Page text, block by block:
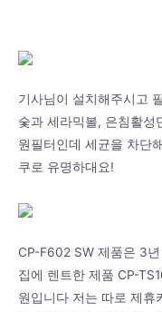
기사님이 설치해주시고
숯과 세라믹볼, 은침활성
원필터인데 세균을 차단
쿠로 유명하대요!
CP-F602 SW 제품은 3
집에 렌트한 제품 CP-
원입니다 저는 따로 제휴